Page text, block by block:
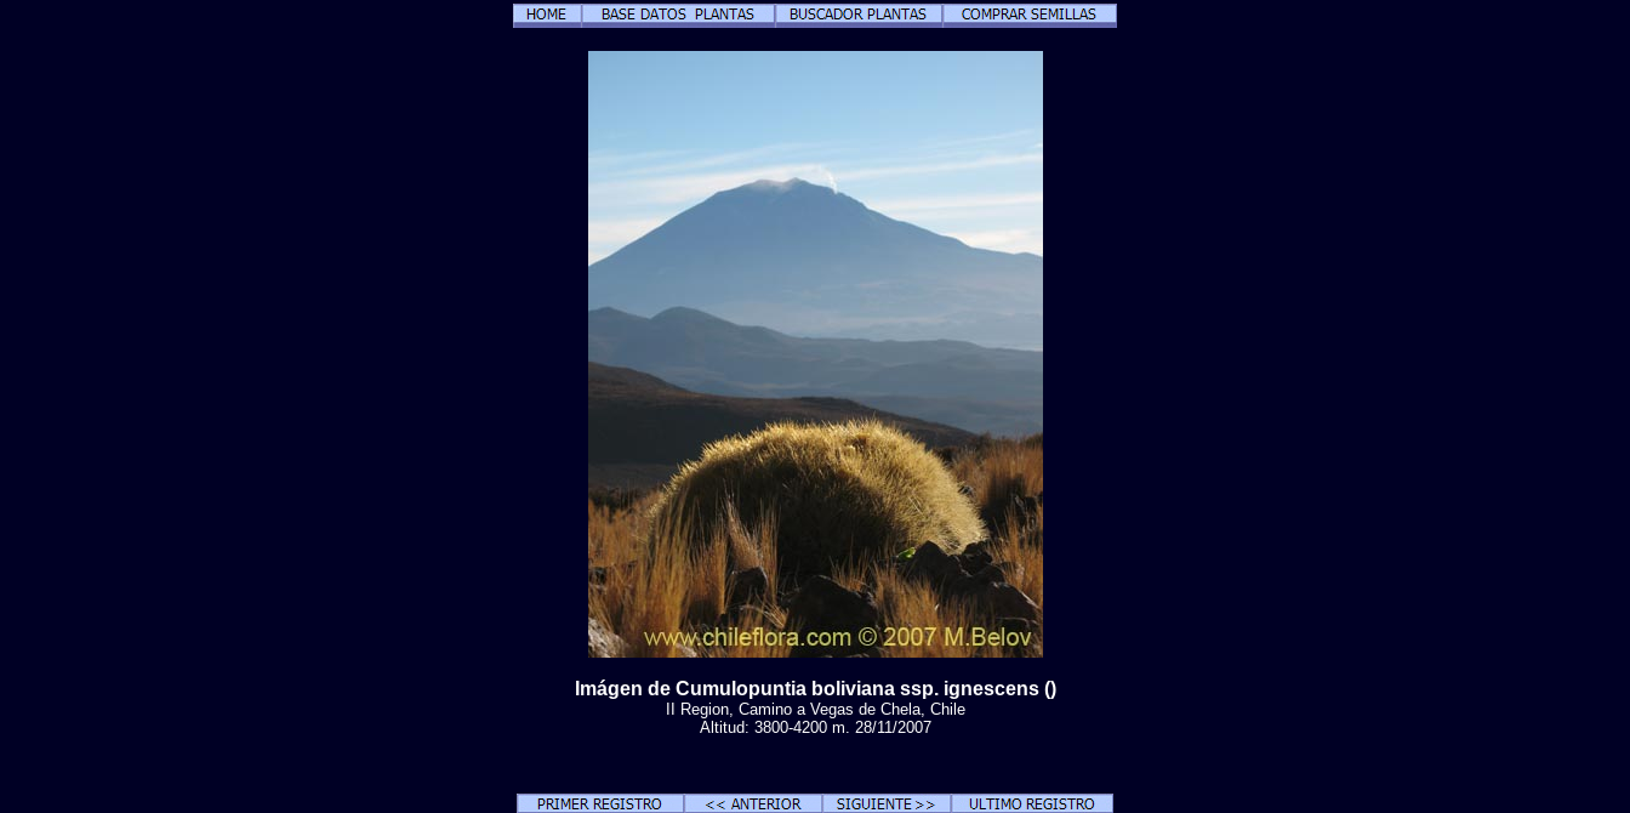
Imágen de Cumulopuntia boliviana ssp. ignescens ()
II Region, Camino a Vegas de Chela, Chile
Altitud: 3800-4200 m. 28/11/2007